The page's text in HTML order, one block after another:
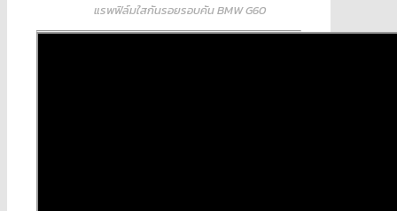
แรพฟิล์มใสกันรอยรอบคัน BMW G60